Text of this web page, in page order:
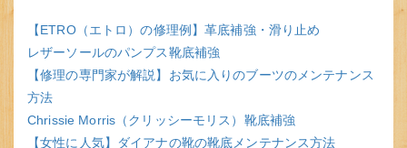
【ETRO（エトロ）の修理例】革底補強・滑り止め
レザーソールのパンプス靴底補強
【修理の専門家が解説】お気に入りのブーツのメンテナンス
方法
Chrissie Morris（クリッシーモリス）靴底補強
【女性に人気】ダイアナの靴の靴底メンテナンス方法